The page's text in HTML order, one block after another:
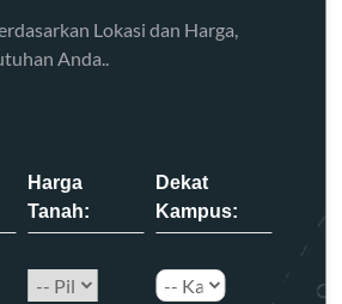
Lokasi dan Harga,
Anda..
Harga
Tanah:
Dekat
Kampus: